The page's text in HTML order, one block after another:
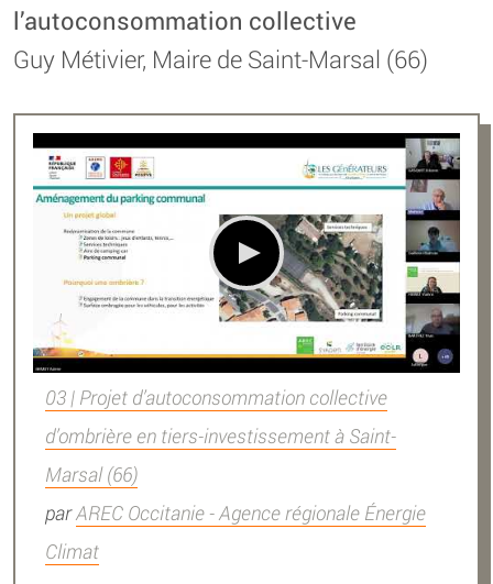
l’autoconsommation collective
Guy Métivier, Maire de Saint-Marsal (66)
03 | Projet d’autoconsommation collective
d’ombrière en tiers-investissement à Saint-
Marsal (66)
parAREC Occitanie - Agence régionale Énergie
Climat